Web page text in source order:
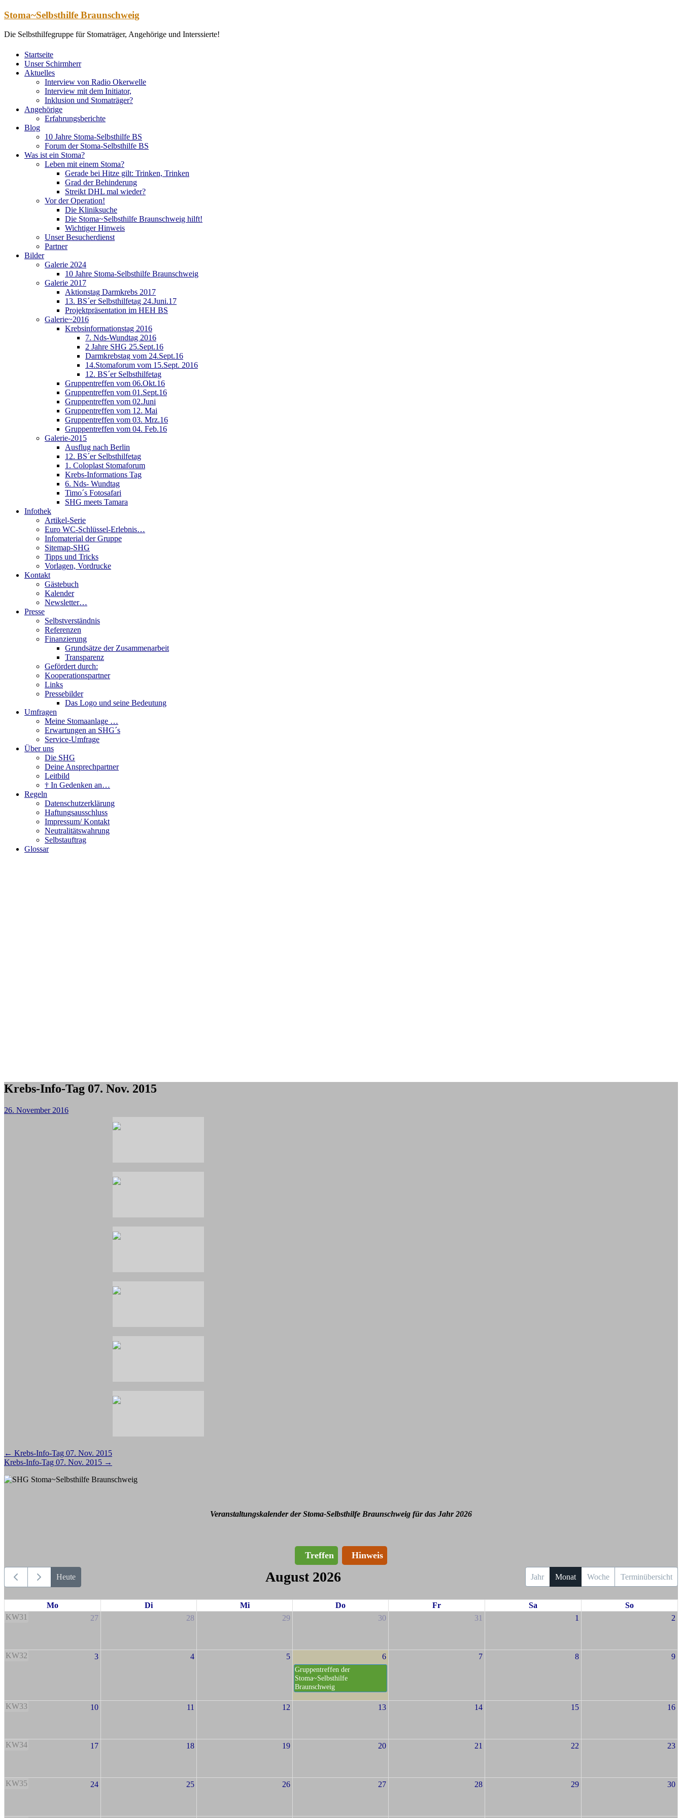
Zum
springen
Stoma~Selbsthilfe Braunschweig
Die Selbsthilfegruppe für Stomaträger, Angehörige und Interssierte!
Startseite
Unser Schirmherr
Aktuelles
Interview von Radio Okerwelle
Interview mit dem Initiator,
Inklusion und Stomaträger?
Angehörige
Erfahrungsberichte
Blog
10 Jahre Stoma-Selbsthilfe BS
Forum der Stoma-Selbsthilfe BS
Was ist ein Stoma?
Leben mit einem Stoma?
Gerade bei Hitze gilt: Trinken, Trinken
Grad der Behinderung
Streikt DHL mal wieder?
Vor der Operation!
Die Kliniksuche
Die Stoma~Selbsthilfe Braunschweig hilft!
Wichtiger Hinweis
Unser Besucherdienst
Partner
Bilder
Galerie 2024
10 Jahre Stoma-Selbsthilfe Braunschweig
Galerie 2017
Aktionstag Darmkrebs 2017
13. BS´er Selbsthilfetag 24.Juni.17
Projektpräsentation im HEH BS
Galerie~2016
Krebsinformationstag 2016
7. Nds-Wundtag 2016
2 Jahre SHG 25.Sept.16
Darmkrebstag vom 24.Sept.16
14.Stomaforum vom 15.Sept. 2016
12. BS´er Selbsthilfetag
Gruppentreffen vom 06.Okt.16
Gruppentreffen vom 01.Sept.16
Gruppentreffen vom 02.Juni
Gruppentreffen vom 12. Mai
Gruppentreffen vom 03. Mrz.16
Gruppentreffen vom 04. Feb.16
Galerie-2015
Ausflug nach Berlin
12. BS´er Selbsthilfetag
1. Coloplast Stomaforum
Krebs-Informations Tag
6. Nds- Wundtag
Timo´s Fotosafari
SHG meets Tamara
Infothek
Artikel-Serie
Euro WC-Schlüssel-Erlebnis…
Infomaterial der Gruppe
Sitemap-SHG
Tipps und Tricks
Vorlagen, Vordrucke
Kontakt
Gästebuch
Kalender
Newsletter…
Presse
Selbstverständnis
Referenzen
Finanzierung
Grundsätze der Zusammenarbeit
Transparenz
Gefördert durch:
Kooperationspartner
Links
Pressebilder
Das Logo und seine Bedeutung
Umfragen
Meine Stomaanlage …
Erwartungen an SHG´s
Service-Umfrage
Über uns
Die SHG
Deine Ansprechpartner
Leitbild
† In Gedenken an…
Regeln
Datenschutzerklärung
Haftungsausschluss
Impressum/ Kontakt
Neutralitätswahrung
Selbstauftrag
Glossar
Krebs-Info-Tag 07. Nov. 2015
26. November 2016
Beitragsnavigation
← Krebs-Info-Tag 07. Nov. 2015
Krebs-Info-Tag 07. Nov. 2015 →
Veranstaltungskalender der Stoma-Selbsthilfe Braunschweig für das Jahr 2026
Treffen Hinweis
Heute August 2026 Jahr Monat Woche Terminübersicht
Mo Di Mi Do Fr Sa
So
KW31
27 28 29 30 31 1 2
KW32 3 4 5 6
Gruppentreffen der
Stoma~Selbsthilfe
Braunschweig
7 8 9
KW33 10 11 12 13 14 15 16
KW34 17 18 19 20 21 22 23
KW35 24 25 26 27 28 29 30